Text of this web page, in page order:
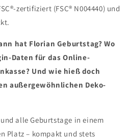
zertifiziert (FSC® N004440) und
hat Florian Geburtstag? Wo
Daten für das Online-
Und wie hieß doch
außergewöhnlichen Deko-
alle Geburtstage in einem
Platz – kompakt und stets